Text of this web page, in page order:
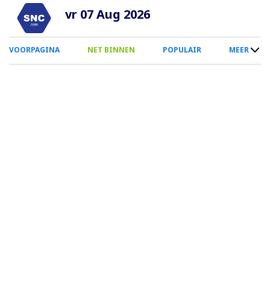
Overslaan
naar
inhoud
vr 07 Aug 2026
0
Smartphone
VOORPAGINA NET BINNEN POPULAIR MEER